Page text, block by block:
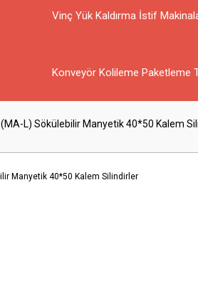
Vinç Yük Kaldırma İstif
Konveyör Kolileme Paketleme
(MA-L) Sökülebilir Manyetik 40*50 Kalem